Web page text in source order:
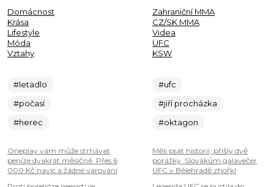
Domácnost
Krása
Lifestyle
Móda
Vztahy
#letadlo
#počasí
#herec
Oneplay vám může strhávat
peníze dvakrát měsíčně. Přes 6
000 Kč navíc a žádné varování
Zahraniční MMA
CZ/SK MMA
Videa
UFC
KSW
#ufc
#jiří procházka
#oktagon
Měli psát historii, přišly dvě
porážky. Slovákům galavečer
UFC v Bělehradě zhořkl